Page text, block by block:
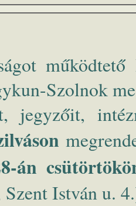
működtető
Szolnok
jegyzőit,
án
István u.